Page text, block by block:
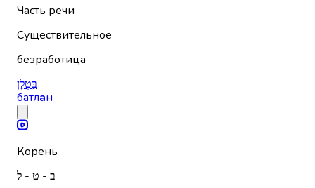
Часть речи
Существительное
безработица
בַּטְלָן
батлан
Корень
ב - ט - ל